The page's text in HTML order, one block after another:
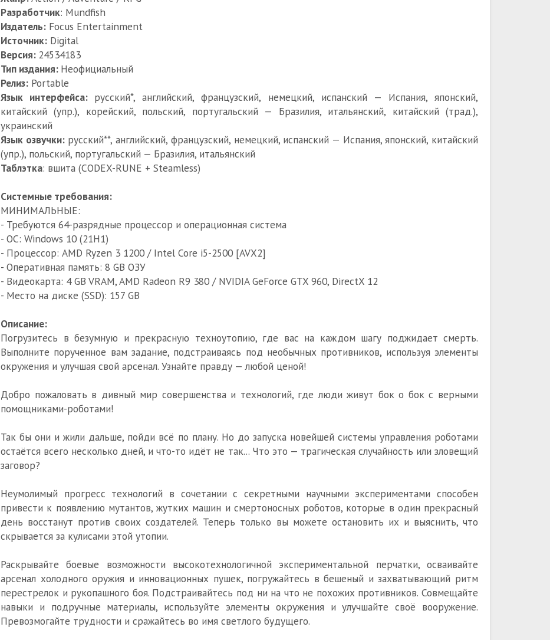
Разработчик: Mundfish
Издатель: Focus Entertainment
Источник: Digital
Версия: 24534183
Тип издания: Неофициальный
Релиз: Portable
Язык интерфейса: русский*, английский, французский, немецкий, испанский — Испания, японский,
китайский (упр.), корейский, польский, португальский — Бразилия, итальянский, китайский (трад.),
украинский
Язык озвучки:русский**, английский, французский, немецкий, испанский — Испания, японский, китайский
(упр.), польский, португальский — Бразилия, итальянский
Таблэтка: вшита (CODEX-RUNE + Steamless)
Системные требования:
МИНИМАЛЬНЫЕ:
- Требуются 64-разрядные процессор и операционная система
- ОС: Windows 10 (21H1)
- Процессор: AMD Ryzen 3 1200 / Intel Core i5-2500 [AVX2]
- Оперативная память: 8 GB ОЗУ
- Видеокарта: 4 GB VRAM, AMD Radeon R9 380 / NVIDIA GeForce GTX 960, DirectX 12
- Место на диске (SSD): 157 GB
Описание:
Погрузитесь в безумную и прекрасную техноутопию, где вас на каждом шагу поджидает смерть.
Выполните порученное вам задание, подстраиваясь под необычных противников, используя элементы
окружения и улучшая свой арсенал. Узнайте правду — любой ценой!
Добро пожаловать в дивный мир совершенства и технологий, где люди живут бок о бок с верными
помощниками-роботами!
Так бы они и жили дальше, пойди всё по плану. Но до запуска новейшей системы управления роботами
остаётся всего несколько дней, и что-то идёт не так... Что это — трагическая случайность или зловещий
заговор?
Неумолимый прогресс технологий в сочетании с секретными научными экспериментами способен
привести к появлению мутантов, жутких машин и смертоносных роботов, которые в один прекрасный
день восстанут против своих создателей. Теперь только вы можете остановить их и выяснить, что
скрывается за кулисами этой утопии.
Раскрывайте боевые возможности высокотехнологичной экспериментальной перчатки, осваивайте
арсенал холодного оружия и инновационных пушек, погружайтесь в бешеный и захватывающий ритм
перестрелок и рукопашного боя. Подстраивайтесь под ни на что не похожих противников. Совмещайте
навыки и подручные материалы, используйте элементы окружения и улучшайте своё вооружение.
Превозмогайте трудности и сражайтесь во имя светлого будущего.